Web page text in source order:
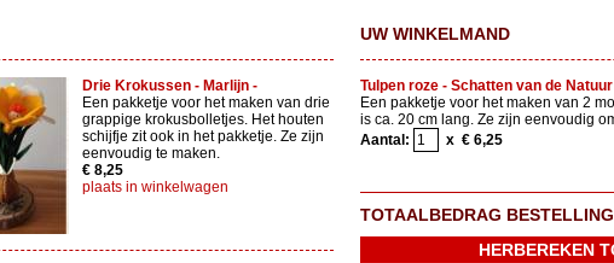
Drie Krokussen - Marlijn -
Een pakketje voor het maken van drie
grappige krokusbolletjes. Het houten
schijfje zit ook in het pakketje. Ze zijn
eenvoudig te maken.
€ 8,25
plaats in winkelwagen
UW WINKELMAND
Tulpen roze - Schatten van de
Een pakketje voor het maken van 2
is ca. 20 cm lang. Ze zijn eenvoudig
Aantal:
x € 6,25
TOTAALBEDRAG BESTELLING